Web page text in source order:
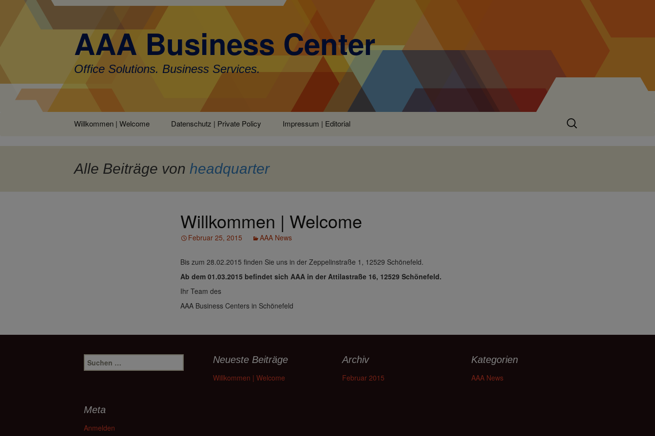
AAA Business Center
Office Solutions. Business Services.
InhaltWillkommen | Welcome Datenschutz | Private Policy Impressum | Editorial
Suchen
nach:
Alle Beiträge von headquarter
Willkommen | Welcome
Februar 25, 2015 AAA News
Bis zum 28.02.2015 finden Sie uns in der Zeppelinstraße 1, 12529 Schönefeld.
Ab dem 01.03.2015 befindet sich AAA in der Attilastraße 16, 12529 Schönefeld.
Ihr Team des
AAA Business Centers in Schönefeld
Suchen
nach:
Neueste Beiträge
Willkommen | Welcome
Archiv
Februar 2015
Kategorien
AAA News
Meta
Anmelden